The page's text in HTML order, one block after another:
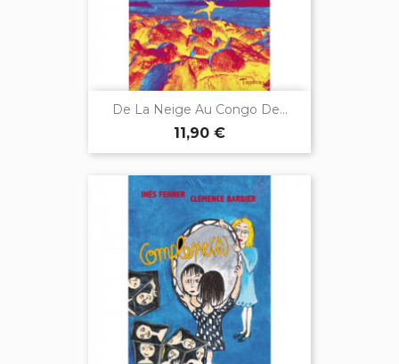
De La Neige Au Congo De...
11,90 €